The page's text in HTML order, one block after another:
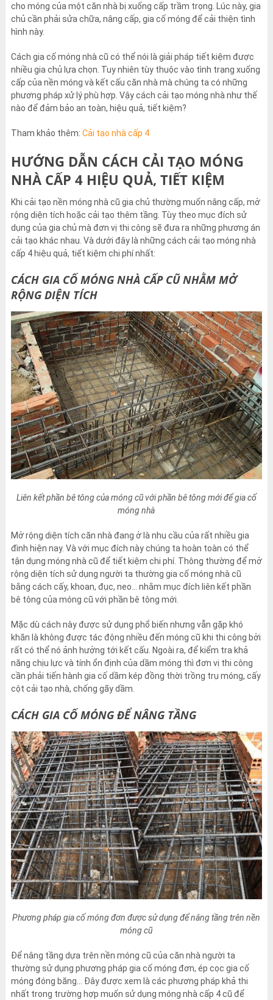
cho móng của một căn nhà bị xuống cấp trầm trọng. Lúc này, gia
chủ cần phải sửa chữa, nâng cấp, gia cố móng để cải thiện tình
hình này.
Cách gia cố móng nhà cũ có thể nói là giải pháp tiết kiệm được
nhiều gia chủ lựa chọn. Tuy nhiên tùy thuộc vào tình trạng xuống
cấp của nền móng và kết cấu căn nhà mà chúng ta có những
phương pháp xử lý phù hợp. Vậy cách cải tạo móng nhà như thế
nào để đảm bảo an toàn, hiệu quả, tiết kiệm?
Tham khảo thêm: Cải tạo nhà cấp 4
HƯỚNG DẪN CÁCH CẢI TẠO MÓNG
NHÀ CẤP 4 HIỆU QUẢ, TIẾT KIỆM
Khi cải tạo nền móng nhà cũ gia chủ thường muốn nâng cấp, mở
rộng diện tích hoặc cải tạo thêm tầng. Tùy theo mục đích sử
dụng của gia chủ mà đơn vị thi công sẽ đưa ra những phương án
cải tạo khác nhau. Và dưới đây là những cách cải tạo móng nhà
cấp 4 hiệu quả, tiết kiệm chi phí nhất:
CÁCH GIA CỐ MÓNG NHÀ CẤP CŨ NHẰM MỞ
RỘNG DIỆN TÍCH
Liên kết phần bê tông của móng cũ với phần bê tông mới để gia cố
móng nhà
Mở rộng diện tích căn nhà đang ở là nhu cầu của rất nhiều gia
đình hiện nay. Và với mục đích này chúng ta hoàn toàn có thể
tận dụng móng nhà cũ để tiết kiệm chi phí. Thông thường để mở
rộng diện tích sử dụng người ta thường gia cố móng nhà cũ
bằng cách cấy, khoan, đục, neo… nhằm mục đích liên kết phần
bê tông của móng cũ với phần bê tông mới.
Mặc dù cách này được sử dụng phổ biến nhưng vẫn gặp khó
khăn là không được tác động nhiều đến móng cũ khi thi công bởi
rất có thể nó ảnh hưởng tới kết cấu. Ngoài ra, để kiểm tra khả
năng chịu lực và tính ổn định của dầm móng thì đơn vị thi công
cần phải tiến hành gia cố dầm kép đồng thời trồng trụ móng, cấy
cột cải tạo nhà, chống gãy dầm.
CÁCH GIA CỐ MÓNG ĐỂ NÂNG TẦNG
Phương pháp gia cố móng đơn được sử dụng để nâng tầng trên nền
móng cũ
Để nâng tầng dựa trên nền móng cũ của căn nhà người ta
thường sử dụng phương pháp gia cố móng đơn, ép cọc gia cố
móng đóng băng… Đây được xem là các phương pháp khả thi
nhất trong trường hợp muốn sử dụng móng nhà cấp 4 cũ để